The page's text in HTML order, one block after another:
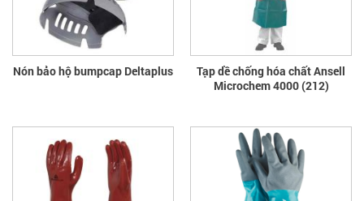
Nón bảo hộ bumpcap Deltaplus
Tạp dề chống hóa chất Ansell
Microchem 4000 (212)